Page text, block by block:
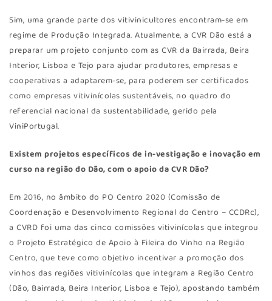
Sim, uma grande parte dos vitivinicultores encontram-se em
regime de Produção Integrada. Atualmente, a CVR Dão está a
preparar um projeto conjunto com as CVR da Bairrada, Beira
Interior, Lisboa e Tejo para ajudar produtores, empresas e
cooperativas a adaptarem-se, para poderem ser certificados
como empresas vitivinícolas sustentáveis, no quadro do
referencial nacional da sustentabilidade, gerido pela
ViniPortugal.
Existem projetos específicos de in-vestigação e inovação em
curso na região do Dão, com o apoio da CVR Dão?
Em 2016, no âmbito do PO Centro 2020 (Comissão de
Coordenação e Desenvolvimento Regional do Centro – CCDRc),
a CVRD foi uma das cinco comissões vitivinícolas que integrou
o Projeto Estratégico de Apoio à Fileira do Vinho na Região
Centro, que teve como objetivo incentivar a promoção dos
vinhos das regiões vitivinícolas que integram a Região Centro
(Dão, Bairrada, Beira Interior, Lisboa e Tejo), apostando também